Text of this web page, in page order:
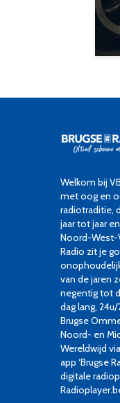
Welkom bij
met oog en
radiotraditie,
jaar tot jaar
Noord-West-
Radio zit je
van de jaren
negentig tot
dag lang,
Brugse
Noord- en
Wereldwijd
app ‘Brugse
digitale